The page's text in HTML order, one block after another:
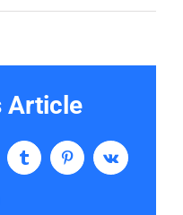
Article
Tumblr PinterestVk